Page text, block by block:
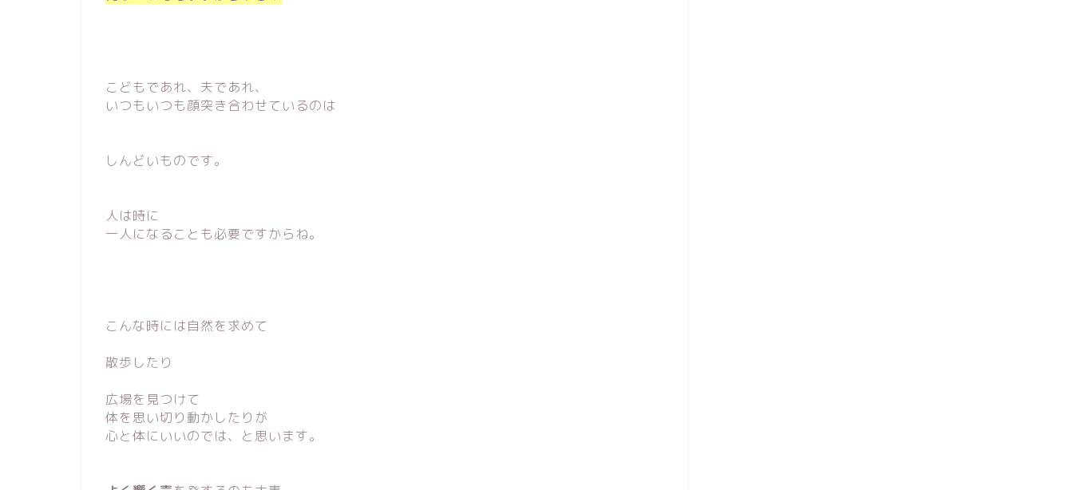
こどもであれ、夫であれ、
いつもいつも顔突き合わせているのは
しんどいものです。
人は時に
一人になることも必要ですからね。
こんな時には自然を求めて
散歩したり
広場を見つけて
体を思い切り動かしたりが
心と体にいいのでは、と思います。